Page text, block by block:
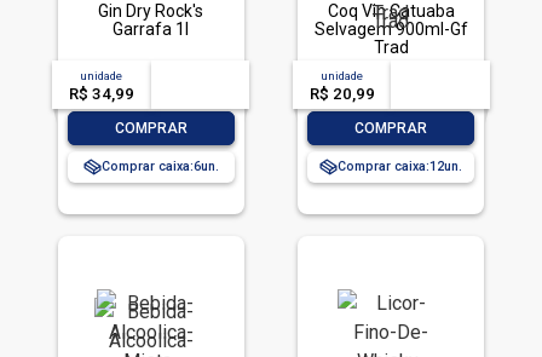
Gin Dry Rock's
Garrafa 1l
unidade
R$ 34,99
COMPRAR
Comprar caixa:6
Coq Vin Catuaba
Selvagem 900ml-Gf
Trad
unidade
R$ 20,99
COMPRAR
Comprar caixa:12